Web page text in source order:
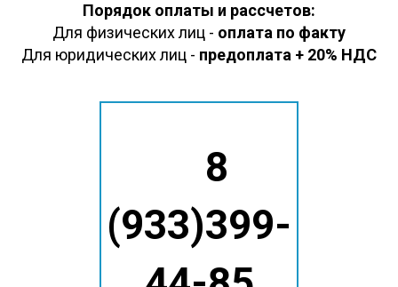
Порядок оплаты и рассчетов:
Для физических лиц - оплата по факту
Для юридических лиц - предоплата + 20% НДС
8
(933)399-